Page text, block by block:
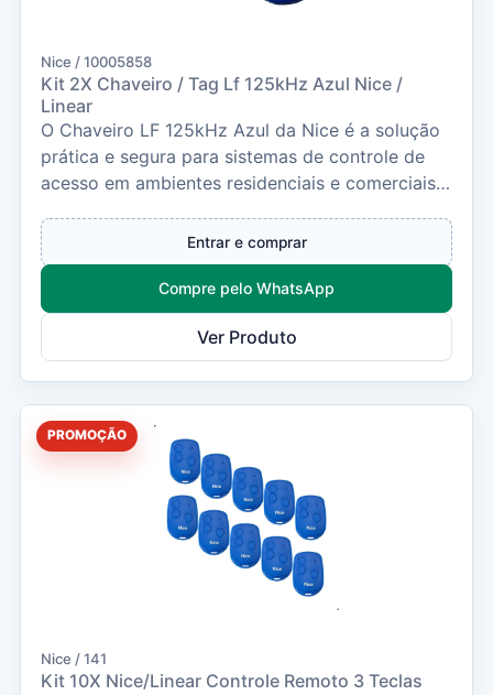
Nice / 10005858
Kit 2X Chaveiro / Tag Lf 125kHz Azul Nice /
Linear
O Chaveiro LF 125kHz Azul da Nice é a solução
prática e segura para sistemas de controle de
acesso em ambientes residenciais e comerciais.
Entrar e comprar
Compre pelo WhatsApp
Ver Produto
PROMOÇÃO
Nice / 141
Kit 10X Nice/Linear Controle Remoto 3 Teclas